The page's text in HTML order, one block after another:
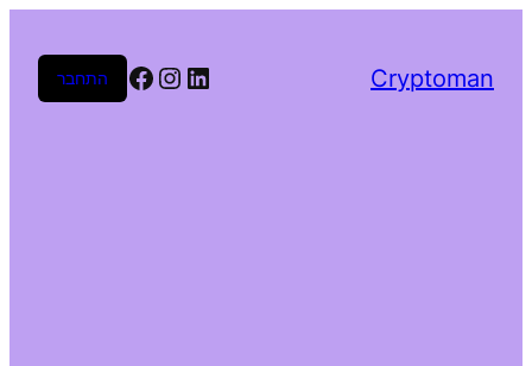
Cryptoman
LinkedIn
Instagram
Facebook
התחבר